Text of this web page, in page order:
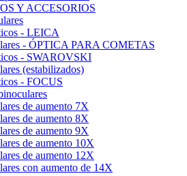
Y ACCESORIOS
- LEICA
- ÓPTICA PARA COMETAS
- SWAROVSKI
(estabilizados)
- FOCUS
de aumento 7X
de aumento 8X
de aumento 9X
de aumento 10X
de aumento 12X
con aumento de 14X